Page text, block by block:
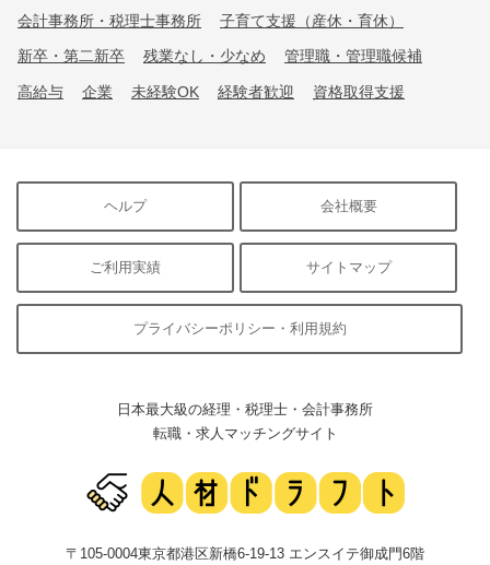
会計事務所・税理士事務所 子育て支援（産休・育休）
新卒・第二新卒 残業なし・少なめ 管理職・管理職候補
高給与 企業 未経験OK 経験者歓迎 資格取得支援
ヘルプ 会社概要
ご利用実績 サイトマップ
プライバシーポリシー・利用規約
日本最大級の経理・税理士・会計事務所
転職・求人マッチングサイト
〒105-0004東京都港区新橋6-19-13 エンスイテ御成門6階